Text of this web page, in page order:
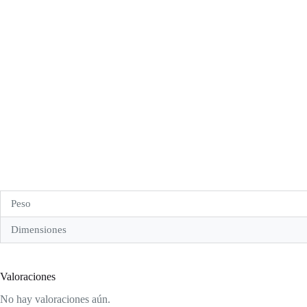
Peso
Dimensiones
Valoraciones
No hay valoraciones aún.